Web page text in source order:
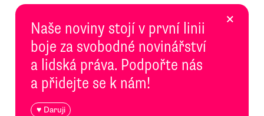
Naše noviny stojí v první linii
boje za svobodné novinářství
a lidská práva. Podpořte nás
a přidejte se k nám!
♥ Daruji
×